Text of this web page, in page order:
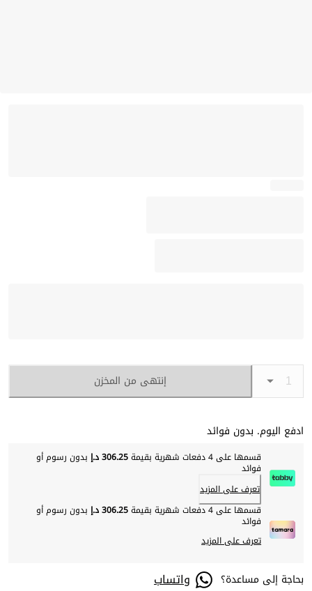
إنتهى من المخزن
ادفع اليوم. بدون فوائد
قسمها على 4 دفعات شهرية بقيمة 306.25 د.إ بدون رسوم أو
فوائد
تعرف على المزيد
قسمها على 4 دفعات شهرية بقيمة
306.25 د.إ بدون رسوم أو
فوائد
تعرف على المزيد
بحاجة إلى مساعدة؟ واتساب